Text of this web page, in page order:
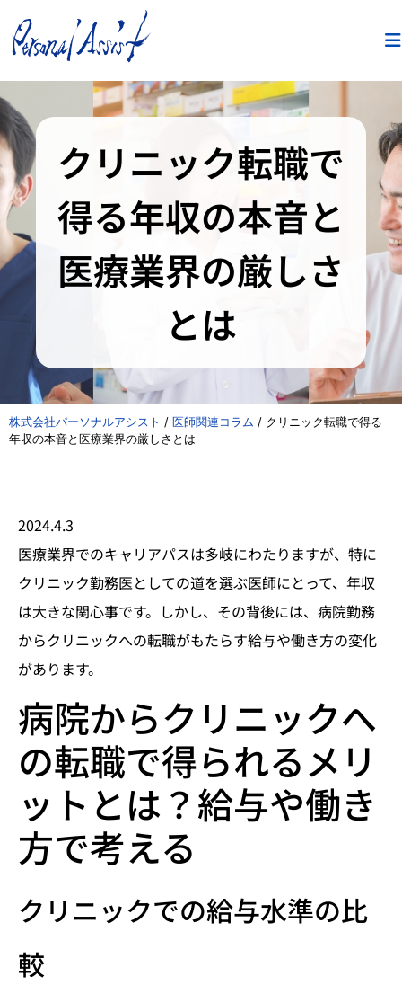
クリニック転職で
得る年収の本音と
医療業界の厳しさ
とは
株式会社パーソナルアシスト / 医師関連コラム / クリニック転職で得る
年収の本音と医療業界の厳しさとは
2024.4.3
医療業界でのキャリアパスは多岐にわたりますが、特に
クリニック勤務医としての道を選ぶ医師にとって、年収
は大きな関心事です。しかし、その背後には、病院勤務
からクリニックへの転職がもたらす給与や働き方の変化
があります。
病院からクリニックへ
の転職で得られるメリ
ットとは？給与や働き
方で考える
クリニックでの給与水準の比
較